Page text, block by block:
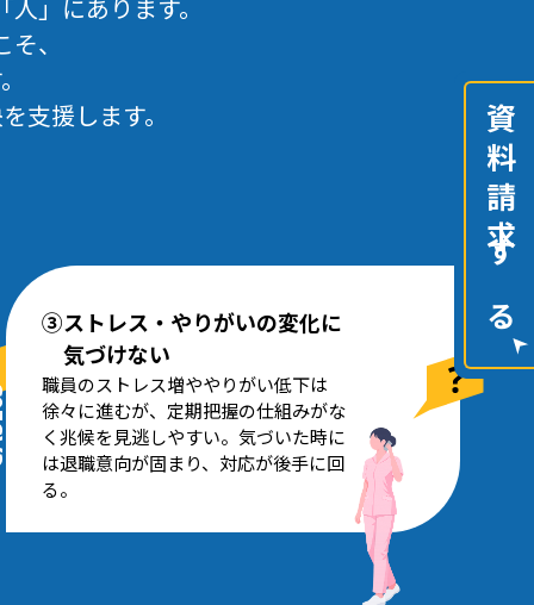
資料請求する
」にあります。
、
支援します。
③ストレス・やりがいの変化に
気づけない
職員のストレス増ややりがい低下は
徐々に進むが、定期把握の仕組みがな
く兆候を見逃しやすい。気づいた時に
は退職意向が固まり、対応が後手に回
る。